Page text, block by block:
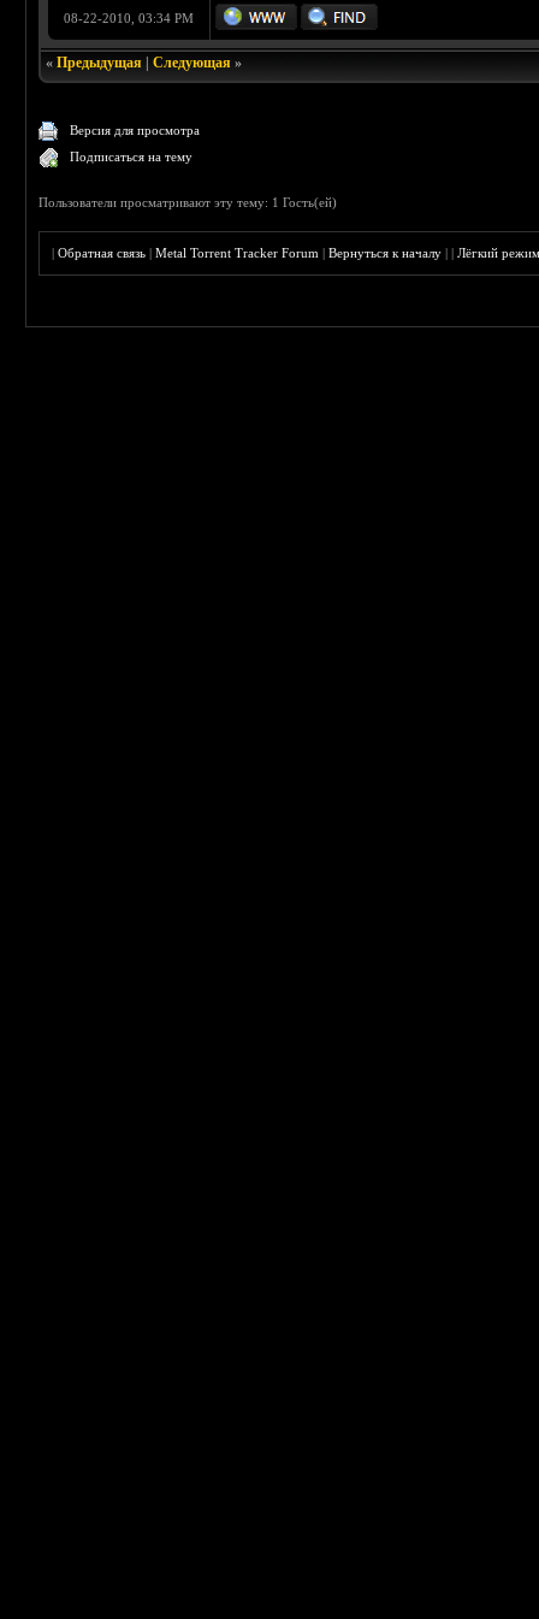
08-22-2010, 03:34 PM
«Предыдущая |Следующая »
Версия для просмотра
Подписаться на тему
Пользователи просматривают эту тему: 1 Гость(ей)
|Обратная связь |Metal Torrent Tracker Forum |Вернуться к началу ||Лёгкий